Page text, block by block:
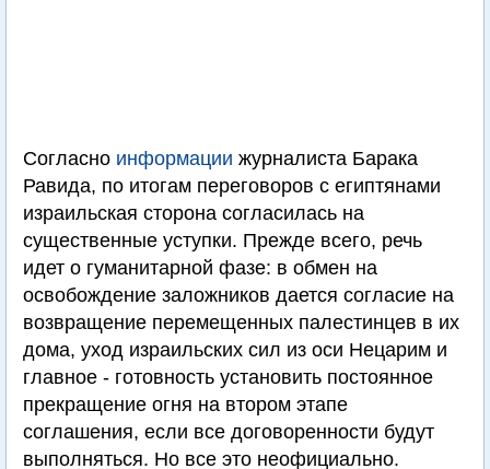
Согласно информации журналиста Барака
Равида, по итогам переговоров с египтянами
израильская сторона согласилась на
существенные уступки. Прежде всего, речь
идет о гуманитарной фазе: в обмен на
освобождение заложников дается согласие на
возвращение перемещенных палестинцев в их
дома, уход израильских сил из оси Нецарим и
главное - готовность установить постоянное
прекращение огня на втором этапе
соглашения, если все договоренности будут
выполняться. Но все это неофициально.